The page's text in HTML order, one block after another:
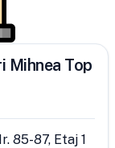
Mihnea Top
85-87, Etaj 1